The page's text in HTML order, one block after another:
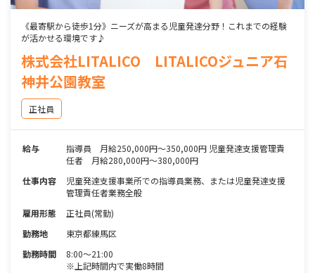
《最寄駅から徒歩1分》ニーズが高まる児童発達分野！これまでの経験
が活かせる環境です♪
株式会社LITALICO LITALICOジュニア石
神井公園教室
正社員
給与
指導員 月給250,000円～350,000円 児童発達支援管理責
任者 月給280,000円～380,000円
仕事内容
児童発達支援事業所での指導員業務、または児童発達支援
管理責任者業務全般
雇用形態
正社員(常勤)
勤務地
東京都練馬区
勤務時間
8:00〜21:00
※上記時間内で実働8時間